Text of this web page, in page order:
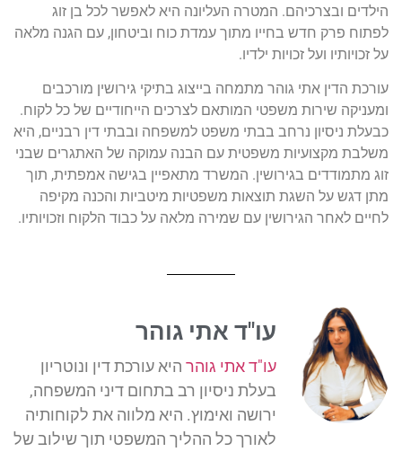
הילדים ובצרכיהם. המטרה העליונה היא לאפשר לכל בן זוג
לפתוח פרק חדש בחייו מתוך עמדת כוח וביטחון, עם הגנה מלאה
על זכויותיו ועל זכויות ילדיו.
עורכת הדין אתי גוהר מתמחה בייצוג בתיקי גירושין מורכבים
ומעניקה שירות משפטי המותאם לצרכים הייחודיים של כל לקוח.
כבעלת ניסיון נרחב בבתי משפט למשפחה ובבתי דין רבניים, היא
משלבת מקצועיות משפטית עם הבנה עמוקה של האתגרים שבני
זוג מתמודדים בגירושין. המשרד מתאפיין בגישה אמפתית, תוך
מתן דגש על השגת תוצאות משפטיות מיטביות והכנה מקיפה
לחיים לאחר הגירושין עם שמירה מלאה על כבוד הלקוח וזכויותיו.
עו"ד אתי גוהר
עו"ד אתי גוהר היא עורכת דין ונוטריון
בעלת ניסיון רב בתחום דיני המשפחה,
ירושה ואימוץ. היא מלווה את לקוחותיה
לאורך כל ההליך המשפטי תוך שילוב של